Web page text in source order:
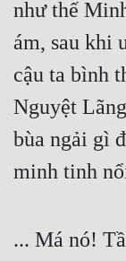
như thế
ám, sau khi
cậu ta bình
Nguyệt
bùa ngải gì
minh tinh
... Má nó!